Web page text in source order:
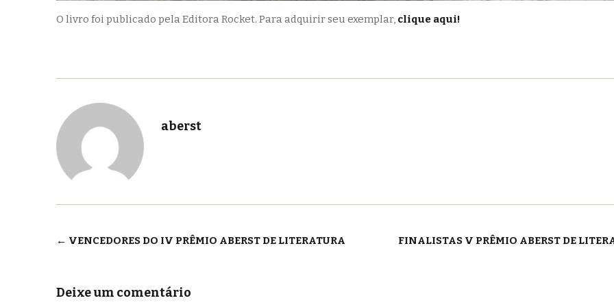
O livro foi publicado pela Editora Rocket. Para adquirir seu exemplar, clique aqui!
aberst
Navegação
← VENCEDORES DO IV PRÊMIO ABERST DE LITERATURA FINALISTAS V PRÊMIO ABERST DE
Deixe um comentário